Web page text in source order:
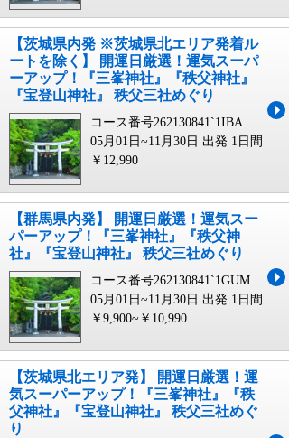
【茨城県内発 ※茨城県北エリア発着ル
ートを除く】 開運日厳選！運気スーパ
ーアップ！『三峯神社』『秩父神社』
『宝登山神社』 秩父三社めぐり
コース番号262130841`1IBA
05月01日~11月30日 出発 1日間
￥12,990
【群馬県内発】 開運日厳選！運気スー
パーアップ！『三峯神社』『秩父神
社』『宝登山神社』 秩父三社めぐり
コース番号262130841`1GUM
05月01日~11月30日 出発 1日間
￥9,900~￥10,990
【茨城県北エリア発】 開運日厳選！運
気スーパーアップ！『三峯神社』『秩
父神社』『宝登山神社』 秩父三社めぐ
り